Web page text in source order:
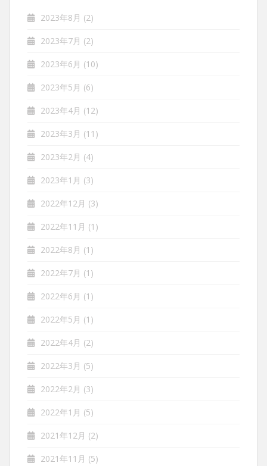
2023年8月 (2)
2023年7月 (2)
2023年6月 (10)
2023年5月 (6)
2023年4月 (12)
2023年3月 (11)
2023年2月 (4)
2023年1月 (3)
2022年12月 (3)
2022年11月 (1)
2022年8月 (1)
2022年7月 (1)
2022年6月 (1)
2022年5月 (1)
2022年4月 (2)
2022年3月 (5)
2022年2月 (3)
2022年1月 (5)
2021年12月 (2)
2021年11月 (5)